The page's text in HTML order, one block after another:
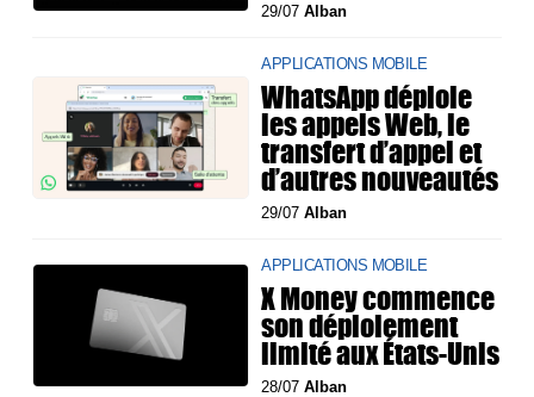
29/07Alban
APPLICATIONS MOBILE
WhatsApp déploie
les appels Web, le
transfert d’appel et
d’autres nouveautés
29/07Alban
APPLICATIONS MOBILE
X Money commence
son déploiement
limité aux États-Unis
28/07Alban